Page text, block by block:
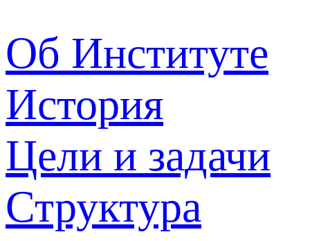
Об Институте
История
Цели и задачи
Структура